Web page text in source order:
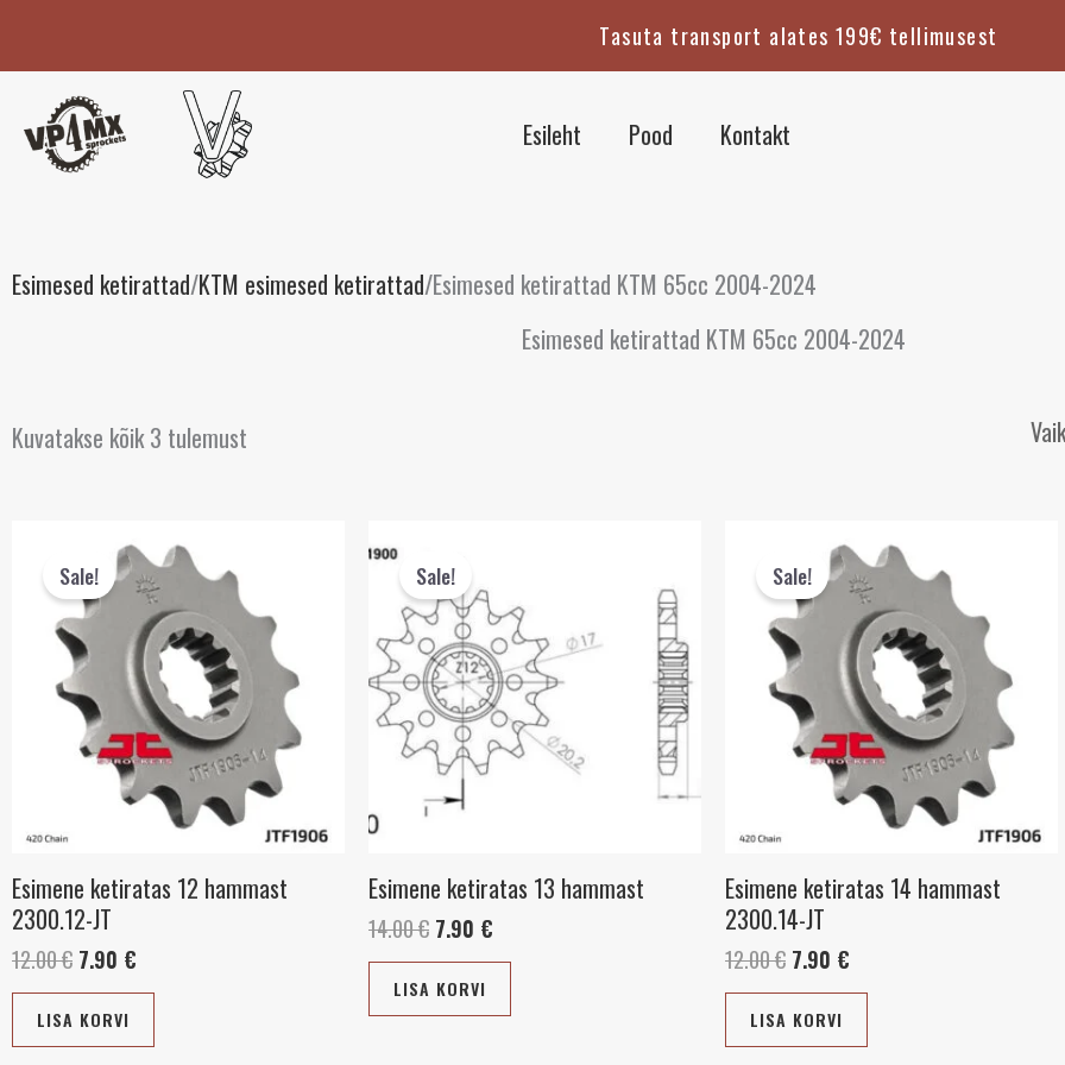
content
Tasuta transport alates 199€ tellimusest
Esileht Pood Kontakt
Esimesed ketirattad/KTM esimesed ketirattad/Esimesed ketirattad KTM 65cc 2004-2024
Esimesed ketirattad KTM 65cc 2004-2024
Kuvatakse kõik 3 tulemust
Sale!
Esimene ketiratas 12 hammast
2300.12-JT
12.00€
oli:
12.00 €.
7.90 €
hind
on:
7.90 €.
LISA KORVI
Sale!
Esimene ketiratas 13 hammast
14.00€
oli:
14.00 €.
7.90 €
7.90 €.
LISA KORVI
Sale!
Esimene ketiratas 14 hammast
2300.14-JT
12.00€
oli:
12.00 €.
7.90 €
hind
on:
7.90 €.
LISA KORVI